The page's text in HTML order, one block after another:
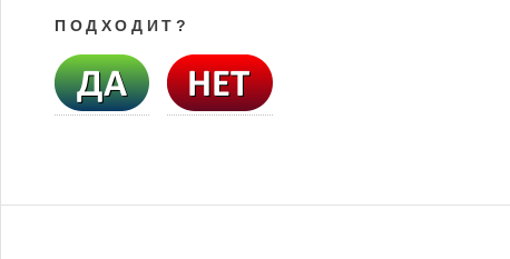
ПОДХОДИТ?